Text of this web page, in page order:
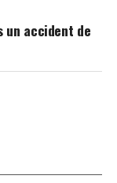
un accident de